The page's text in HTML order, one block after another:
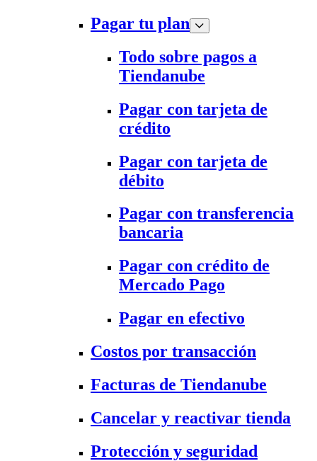
Pagar tu plan
Todo sobre pagos a
Tiendanube
Pagar con tarjeta de
crédito
Pagar con tarjeta de
débito
Pagar con transferencia
bancaria
Pagar con crédito de
Mercado Pago
Pagar en efectivo
Costos por transacción
Facturas de Tiendanube
Cancelar y reactivar tienda
Protección y seguridad